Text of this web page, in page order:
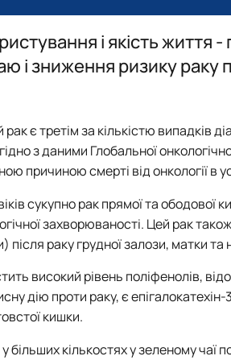
кафедри
технічна база
G 13 "Харчові технології"
практик студентів
програми
та наукове видання кафедри
Абітурієнту
технології"
зберігання, консервування та
зберігання та переробки риби і
і якість життя
і зниження ризику раку
є третім за кількістю випадків
з даними Глобальної
причиною смерті від онкології в
cукупно рак прямої та
захворюваності. Цей рак
після раку грудної залози, матки
високий рівень поліфенолів,
дію проти раку, є
кишки.
у більших кількостях у зеленому